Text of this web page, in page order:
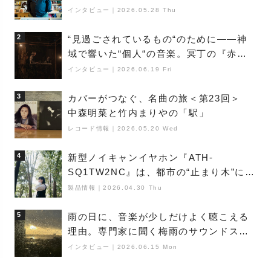
巨匠”が明かす創作の原点と、「動き」に
インタビュー 2026.05.28 Thu
2
“見過ごされているもの“のために――神
域で響いた“個人“の音楽。冥丁の『赤城
夜神楽』をレポート
インタビュー 2026.06.19 Fri
3
カバーがつなぐ、名曲の旅＜第23回＞
中森明菜と竹内まりやの「駅」
レコード情報 2026.05.20 Wed
4
新型ノイキャンイヤホン『ATH-
SQ1TW2NC』は、都市の“止まり木”にな
り得るーシンガーソングライター浮
製品情報 ｜2026.04.30 Thu
5
雨の日に、音楽が少しだけよく聴こえる
理由。専門家に聞く梅雨のサウンドス
ケープ
インタビュー 2026.06.15 Mon